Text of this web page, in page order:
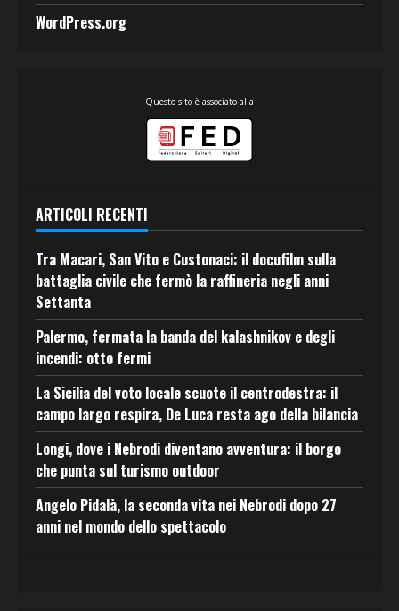
WordPress.org
Questo sito è associato alla
ARTICOLI RECENTI
Tra Macari, San Vito e Custonaci: il docufilm sulla
battaglia civile che fermò la raffineria negli anni
Settanta
Palermo, fermata la banda del kalashnikov e degli
incendi: otto fermi
La Sicilia del voto locale scuote il centrodestra: il
campo largo respira, De Luca resta ago della bilancia
Longi, dove i Nebrodi diventano avventura: il borgo
che punta sul turismo outdoor
Angelo Pidalà, la seconda vita nei Nebrodi dopo 27
anni nel mondo dello spettacolo